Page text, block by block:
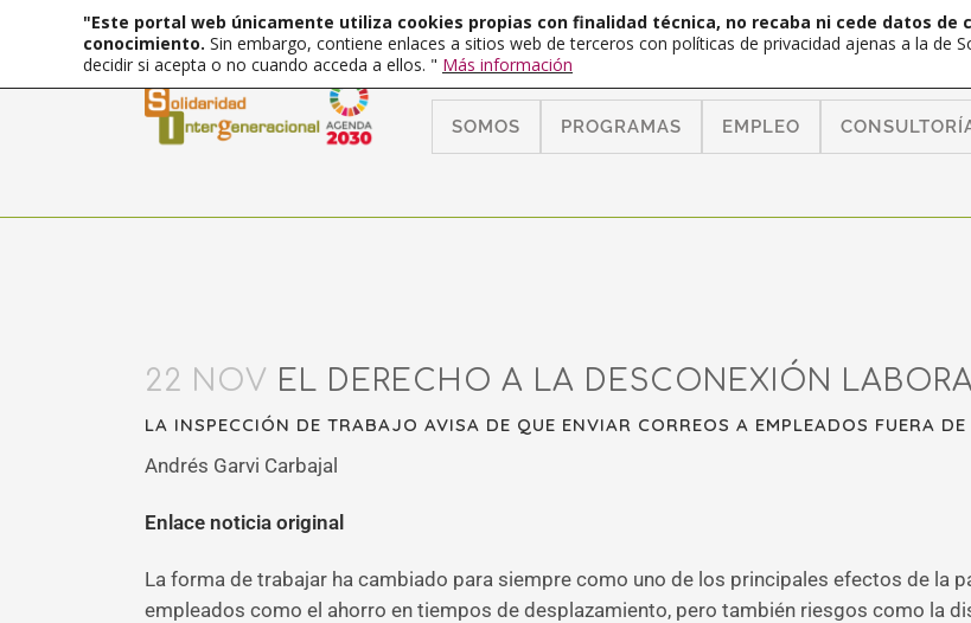
SOMOS PROGRAMAS EMPLEO
22 NOV EL DERECHO A LA DESCONEXIÓN
LA INSPECCIÓN DE TRABAJO AVISA DE QUE ENVIAR CORREOS A EMPLEADOS FUERA
Andrés Garvi Carbajal
Enlace noticia original
La forma de trabajar ha cambiado para siempre como uno de los principales efectos de la
empleados como el ahorro en tiempos de desplazamiento, pero también riesgos como la
"Este portal web únicamente utiliza cookies propias con finalidad técnica, no recaba ni cede datos de
conocimiento. Sin embargo, contiene enlaces a sitios web de terceros con políticas de privacidad ajenas a la de
decidir si acepta o no cuando acceda a ellos. " Más información